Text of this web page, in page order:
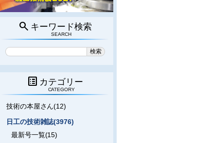
search キーワード検索
SEARCH
list_alt カテゴリー
CATEGORY
技術の本屋さん(12)
日工の技術雑誌(3976)
最新号一覧(15)